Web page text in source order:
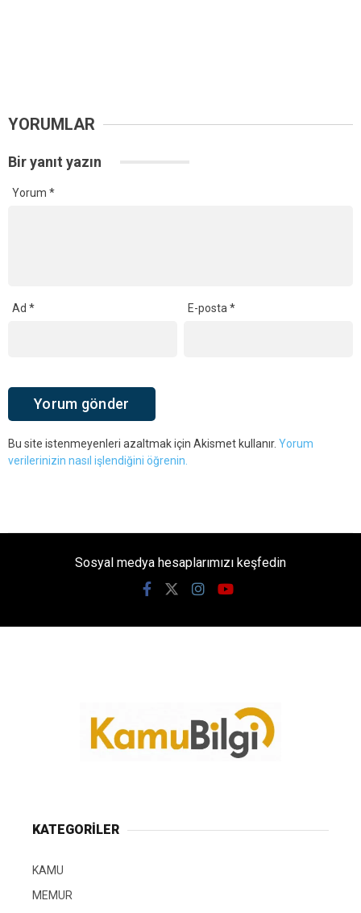
YORUMLAR
Bir yanıt yazın
Yorum *
Ad * E-posta*
Bu site istenmeyenleri azaltmak için Akismet kullanır. Yorum
verilerinizin nasıl işlendiğini öğrenin.
Sosyal medya hesaplarımızı keşfedin
KATEGORİLER
KAMU
MEMUR